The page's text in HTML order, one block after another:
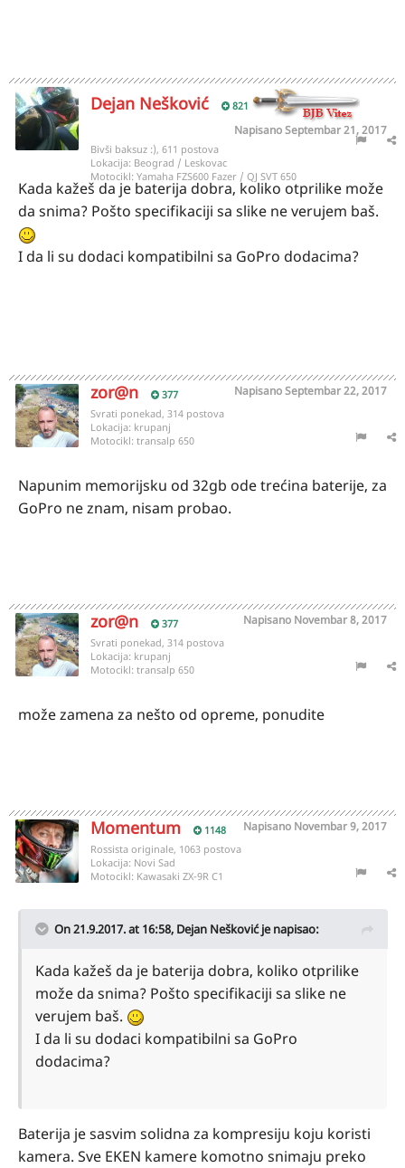
Dejan Nešković 821
NapisanoSeptembar 21, 2017
Bivši baksuz :), 611 postova
Lokacija: Beograd / Leskovac
Motocikl: Yamaha FZS600 Fazer / QJ SVT 650
Kada kažeš da je baterija dobra, koliko otprilike može
da snima? Pošto specifikaciji sa slike ne verujem baš.
I da li su dodaci kompatibilni sa GoPro dodacima?
zor@n 377 NapisanoSeptembar 22, 2017
Svrati ponekad, 314 postova
Lokacija: krupanj
Motocikl: transalp 650
Napunim memorijsku od 32gb ode trećina baterije, za
GoPro ne znam, nisam probao.
zor@n 377 Napisano Novembar 8, 2017
Svrati ponekad, 314 postova
Lokacija: krupanj
Motocikl: transalp 650
može zamena za nešto od opreme, ponudite
Momentum 1148 Napisano Novembar 9, 2017
Rossista originale, 1063 postova
Lokacija: Novi Sad
Motocikl: Kawasaki ZX-9R C1
On 21.9.2017. at 16:58, Dejan Neškovićje napisao:
Kada kažeš da je baterija dobra, koliko otprilike
može da snima? Pošto specifikaciji sa slike ne
verujem baš.
I da li su dodaci kompatibilni sa GoPro
dodacima?
Baterija je sasvim solidna za kompresiju koju koristi
kamera. Sve EKEN kamere komotno snimaju preko